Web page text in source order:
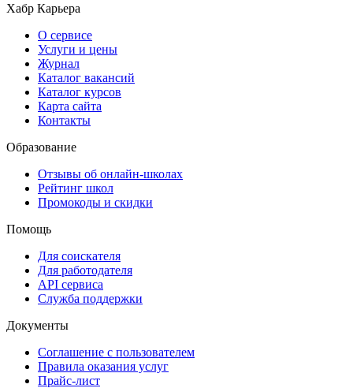
Хабр Карьера
О сервисе
Услуги и цены
Журнал
Каталог вакансий
Каталог курсов
Карта сайта
Контакты
Образование
Отзывы об онлайн-школах
Рейтинг школ
Промокоды и скидки
Помощь
Для соискателя
Для работодателя
API сервиса
Служба поддержки
Документы
Соглашение с пользователем
Правила оказания услуг
Прайс-лист